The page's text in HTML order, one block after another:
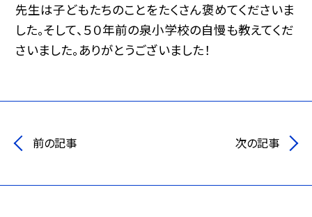
先生は子どもたちのことをたくさん褒めてくださいま
した。そして、５０年前の泉小学校の自慢も教えてくだ
さいました。ありがとうございました！
前の記事 次の記事